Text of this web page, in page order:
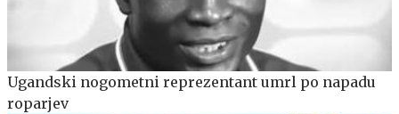
Ugandski nogometni reprezentant umrl po napadu
roparjev